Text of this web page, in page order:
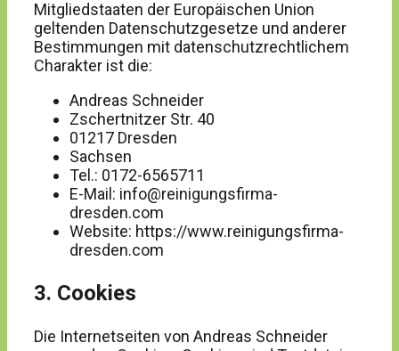
Mitgliedstaaten der Europäischen Union
geltenden Datenschutzgesetze und anderer
Bestimmungen mit datenschutzrechtlichem
Charakter ist die:
Andreas Schneider
Zschertnitzer Str. 40
01217 Dresden
Sachsen
Tel.: 0172-6565711
E-Mail: info@reinigungsfirma-
dresden.com
Website: https://www.reinigungsfirma-
dresden.com
3. Cookies
Die Internetseiten von Andreas Schneider